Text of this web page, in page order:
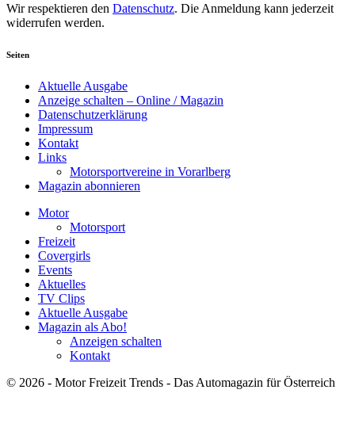
Wir respektieren den Datenschutz. Die Anmeldung kann jederzeit
widerrufen werden.
Seiten
Aktuelle Ausgabe
Anzeige schalten – Online / Magazin
Datenschutzerklärung
Impressum
Kontakt
Links
Motorsportvereine in Vorarlberg
Magazin abonnieren
Motor
Motorsport
Freizeit
Covergirls
Events
Aktuelles
TV Clips
Aktuelle Ausgabe
Magazin als Abo!
Anzeigen schalten
Kontakt
© 2026 - Motor Freizeit Trends - Das Automagazin für Österreich